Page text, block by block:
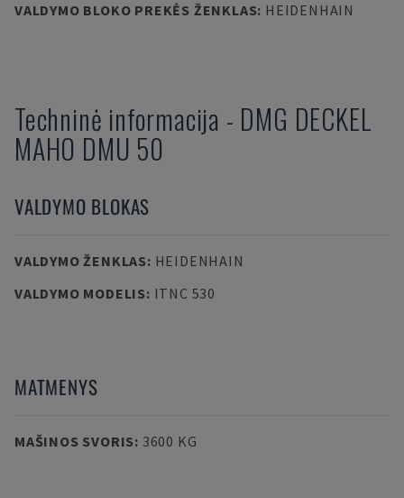
VALDYMO BLOKO PREKĖS ŽENKLAS: HEIDENHAIN
Techninė informacija - DMG DECKEL
MAHO DMU 50
VALDYMO BLOKAS
VALDYMO ŽENKLAS: HEIDENHAIN
VALDYMO MODELIS: ITNC 530
MATMENYS
MAŠINOS SVORIS: 3600 KG